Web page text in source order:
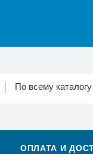
По всему каталогу
ОПЛАТА И